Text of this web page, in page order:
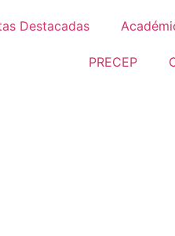
Destacadas
PRECEP